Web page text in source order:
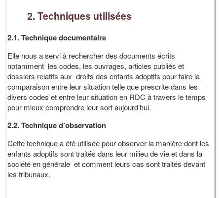
2. Techniques utilisées
2.1. Technique documentaire
Elle nous a servi à rechercher des documents écrits
notamment les codes, les ouvrages, articles publiés et
dossiers relatifs aux droits des enfants adoptifs pour faire la
comparaison entre leur situation telle que prescrite dans les
divers codes et entre leur situation en RDC à travers le temps
pour mieux comprendre leur sort aujourd’hui.
2.2. Technique d’observation
Cette technique a été utilisée pour observer la manière dont les
enfants adoptifs sont traités dans leur milieu de vie et dans la
société en générale et comment leurs cas sont traités devant
les tribunaux.